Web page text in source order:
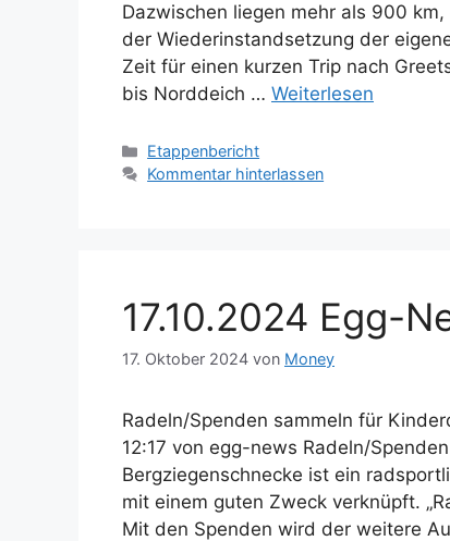
Dazwischen liegen mehr als 900
der Wiederinstandsetzung der
Zeit für einen kurzen Trip nach
bis Norddeich … Weiterlesen
Kategorien
Etappenbericht
Kommentar hinterlassen
17.10.2024 Egg-
17. Oktober 2024 von Money
Radeln/Spenden sammeln für
12:17 von egg-news Radeln/
Bergziegenschnecke ist ein
mit einem guten Zweck verknüpft.
Mit den Spenden wird der weitere